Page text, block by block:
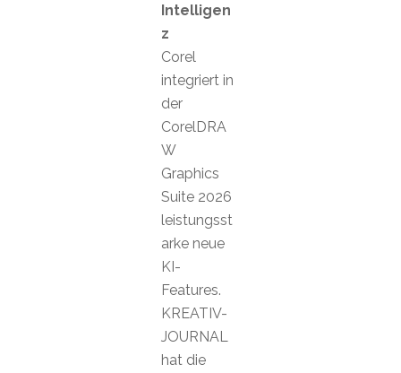
Intelligen
z
Corel
integriert in
der
CorelDRA
W
Graphics
Suite 2026
leistungsst
arke neue
KI-
Features.
KREATIV-
JOURNAL
hat die